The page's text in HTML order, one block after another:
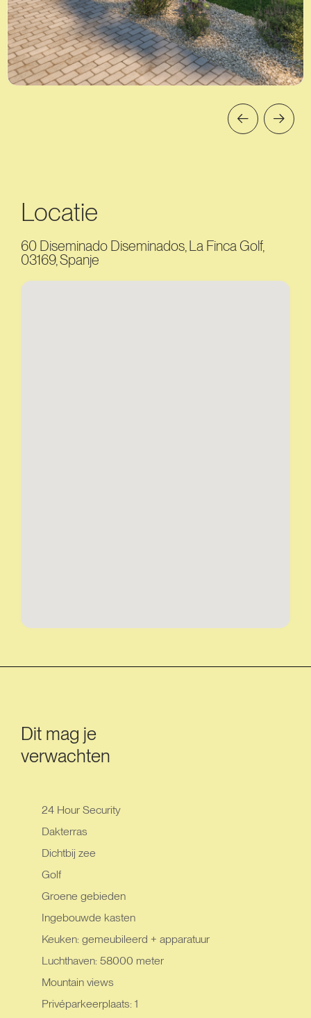
Locatie
60 Diseminado Diseminados, La Finca Golf,
03169, Spanje
Dit mag je
verwachten
24 Hour Security
Dakterras
Dichtbij zee
Golf
Groene gebieden
Ingebouwde kasten
Keuken: gemeubileerd + apparatuur
Luchthaven: 58000 meter
Mountain views
Privéparkeerplaats: 1